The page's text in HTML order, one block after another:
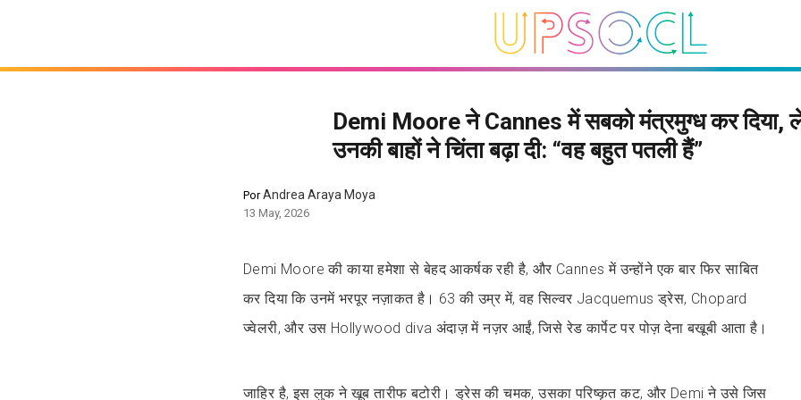
Demi Moore ने Cannes में सबको मंत्रमुग्ध कर दिया,
उनकी बाहों ने चिंता बढ़ा दी: “वह बहुत पतली हैं”
PorAndrea Araya Moya
13 May, 2026
Demi Moore की काया हमेशा से बेहद आकर्षक रही है, और Cannes में उन्होंने एक बार फिर साबित
कर दिया कि उनमें भरपूर नज़ाकत है। 63 की उम्र में, वह सिल्वर Jacquemus ड्रेस, Chopard
ज्वेलरी, और उस Hollywood diva अंदाज़ में नज़र आईं, जिसे रेड कार्पेट पर पोज़ देना बखूबी आता है।
जाहिर है, इस लुक ने खूब तारीफ बटोरी। ड्रेस की चमक, उसका परिष्कृत कट, और Demi ने उसे जिस